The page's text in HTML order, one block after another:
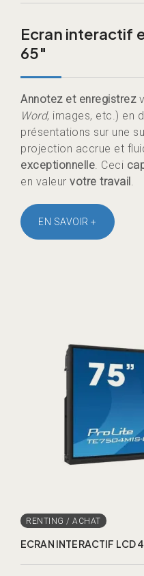
Ecran interactif
65″
Annotez et enregistrez
Word, images, etc.) en
présentations sur une
projection accrue et
exceptionnelle. Ceci
en valeur votre travail .
EN SAVOIR +
ECRAN INTERACTIF LCD